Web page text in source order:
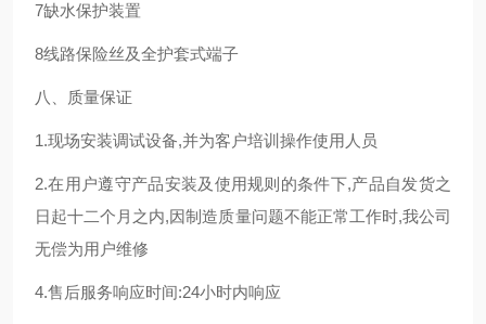
7缺水保护装置
8线路保险丝及全护套式端子
八、质量保证
1.现场安装调试设备,并为客户培训操作使用人员
2.在用户遵守产品安装及使用规则的条件下,产品自发货之
日起十二个月之内,因制造质量问题不能正常工作时,我公司
无偿为用户维修
4.售后服务响应时间:24小时内响应